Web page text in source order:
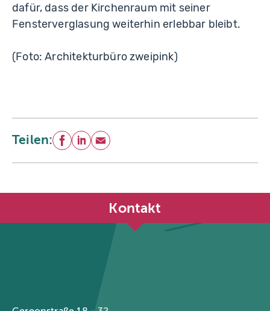
dafür, dass der Kirchenraum mit seiner
Fensterverglasung weiterhin erlebbar bleibt.
(Foto: Architekturbüro zweipink)
Teilen: Facebook
LinkedIn
E-Mail
Kontakt